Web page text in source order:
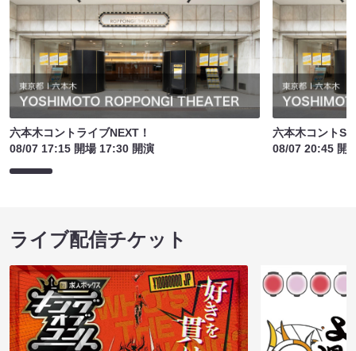
六本木コントライブNEXT！
08/07 17:15 開場 17:30 開演
六本木コント
08/07 20:45 開
ライブ配信チケット